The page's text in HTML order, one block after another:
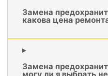
Замена
какова цена
Замена
могу ли я выбрать